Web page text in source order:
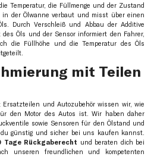
Temperatur, die Füllmenge und der Zustand
der Ölwanne verbaut und misst über einen
Durch Verschleiß und Abbau der Additive
Öls und der Sensor informiert den Fahrer,
die Füllhöhe und die Temperatur des Öls
mit Teilen
und Autozubehör wissen wir, wie
den Motor des Autos ist. Wir haben daher
sowie Sensoren für den Ölstand und
günstig und sicher bei uns kaufen kannst.
Tage Rückgaberecht und beraten dich bei
unseren freundlichen und kompetenten